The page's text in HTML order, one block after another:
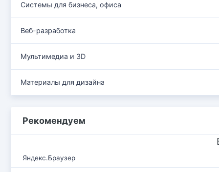
Системы для бизнеса, офиса
Веб-разработка
Мультимедиа и 3D
Материалы для дизайна
Рекомендуем
Яндекс.Браузер